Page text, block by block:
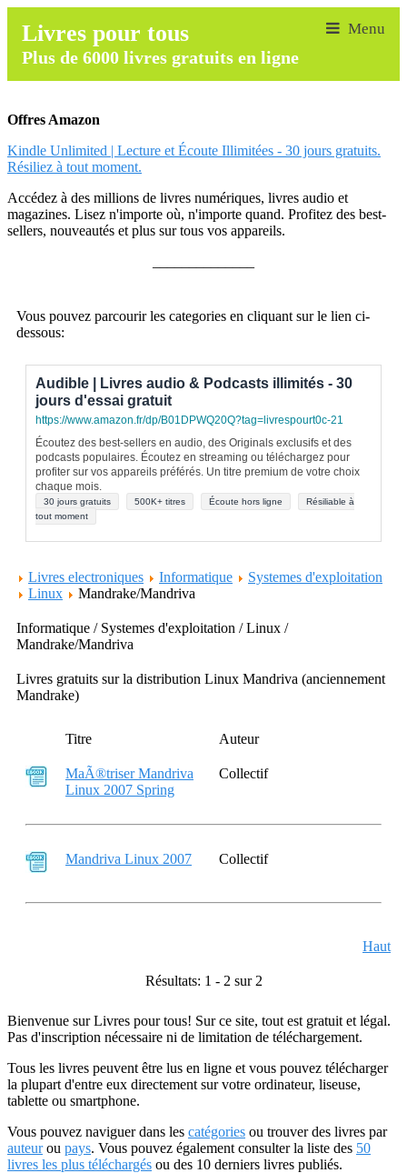
Livres pour tous
Plus de 6000 livres gratuits en ligne
Offres Amazon
Kindle Unlimited | Lecture et Écoute Illimitées - 30 jours gratuits.
Résiliez à tout moment.
Accédez à des millions de livres numériques, livres audio et
magazines. Lisez n'importe où, n'importe quand. Profitez des best-
sellers, nouveautés et plus sur tous vos appareils.
Vous pouvez parcourir les categories en cliquant sur le lien ci-
dessous:
Audible | Livres audio & Podcasts illimités - 30
jours d'essai gratuit
https://www.amazon.fr/dp/B01DPWQ20Q?tag=livrespourt0c-21
Écoutez des best-sellers en audio, des Originals exclusifs et des
podcasts populaires. Écoutez en streaming ou téléchargez pour
profiter sur vos appareils préférés. Un titre premium de votre choix
chaque mois.
30 jours gratuits 500K+ titres Écoute hors ligne
Résiliable à
tout moment
Livres electroniques Informatique
Systemes d'exploitation
Linux
Mandrake/Mandriva
Informatique / Systemes d'exploitation / Linux /
Mandrake/Mandriva
Livres gratuits sur la distribution Linux Mandriva (anciennement
Mandrake)
Titre Auteur
MaÃ®triser Mandriva
Linux 2007 Spring
Collectif
Mandriva Linux 2007 Collectif
Haut
Résultats: 1 - 2 sur 2
Bienvenue sur Livres pour tous! Sur ce site, tout est gratuit et légal.
Pas d'inscription nécessaire ni de limitation de téléchargement.
Tous les livres peuvent être lus en ligne et vous pouvez télécharger
la plupart d'entre eux directement sur votre ordinateur, liseuse,
tablette ou smartphone.
Vous pouvez naviguer dans les catégories ou trouver des livres par
auteurou pays. Vous pouvez également consulter la liste des 50
livres les plus téléchargés ou des 10 derniers livres publiés.